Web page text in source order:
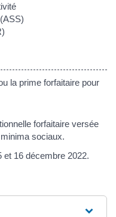
la prime forfaitaire pour
forfaitaire versée
sociaux.
et 16 décembre 2022.